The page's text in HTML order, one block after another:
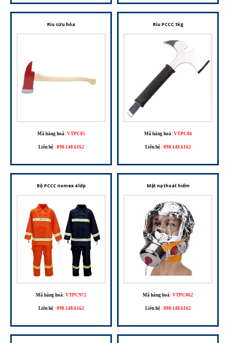
Rìu cứu hỏa
Mã hàng hoá: VTPC85
Liên hệ : 098.148.6162
Rìu PCCC 1kg
Mã hàng hoá: VTPC86
Liên hệ : 098.148.6162
Bộ PCCC nomex 4 lớp
Mã hàng hoá: VTPC972
Liên hệ : 098.148.6162
Mặt nạ thoát hiểm
Mã hàng hoá: VTPC062
Liên hệ : 098.148.6162